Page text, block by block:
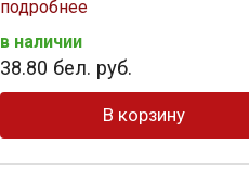
подробнее
в наличии
38.80 бел. руб.
В корзину